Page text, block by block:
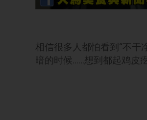
相信很多人都怕看到“不干
暗的时候……想到都起鸡皮疙